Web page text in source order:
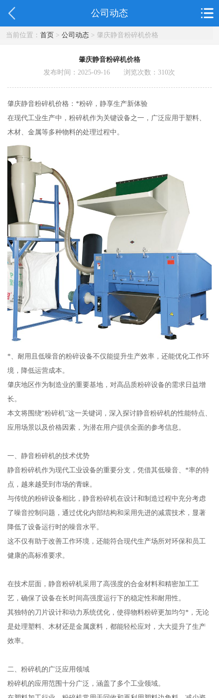
公司动态
当前位置： 首页> 公司动态> 肇庆静音粉碎机价格
肇庆静音粉碎机价格
发布时间：2025-09-16 浏览次数：310次
肇庆静音粉碎机价格：*粉碎，静享生产新体验
在现代工业生产中，粉碎机作为关键设备之一，广泛应用于塑料、
木材、金属等多种物料的处理过程中。
*、耐用且低噪音的粉碎设备不仅能提升生产效率，还能优化工作环
境，降低运营成本。
肇庆地区作为制造业的重要基地，对高品质粉碎设备的需求日益增
长。
本文将围绕“粉碎机”这一关键词，深入探讨静音粉碎机的性能特点、
应用场景以及价格因素，为潜在用户提供全面的参考信息。
一、静音粉碎机的技术优势
静音粉碎机作为现代工业设备的重要分支，凭借其低噪音、*率的特
点，越来越受到市场的青睐。
与传统的粉碎设备相比，静音粉碎机在设计和制造过程中充分考虑
了噪音控制问题，通过优化内部结构和采用先进的减震技术，显著
降低了设备运行时的噪音水平。
这不仅有助于改善工作环境，还能符合现代生产场所对环保和员工
健康的高标准要求。
在技术层面，静音粉碎机采用了高强度的合金材料和精密加工工
艺，确保了设备在长时间高强度运行下的稳定性和耐用性。
其独特的刀片设计和动力系统优化，使得物料粉碎更加均匀*，无论
是处理塑料、木材还是金属废料，都能轻松应对，大大提升了生产
效率。
二、粉碎机的广泛应用领域
粉碎机的应用范围十分广泛，涵盖了多个工业领域。